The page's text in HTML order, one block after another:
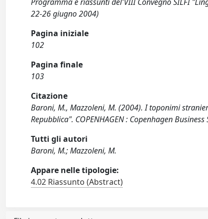
22-26 giugno 2004)
Pagina iniziale
102
Pagina finale
103
Citazione
Baroni, M., Mazzoleni, M. (2004). I toponimi
Repubblica". COPENHAGEN : Copenhagen Business
Tutti gli autori
Baroni, M.; Mazzoleni, M.
Appare nelle tipologie:
4.02 Riassunto (Abstract)